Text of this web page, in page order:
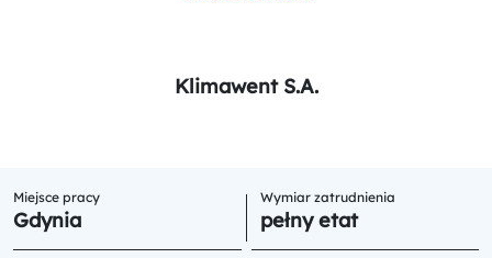
Klimawent S.A.
Miejsce pracy
Gdynia
Wymiar zatrudnienia
pełny etat